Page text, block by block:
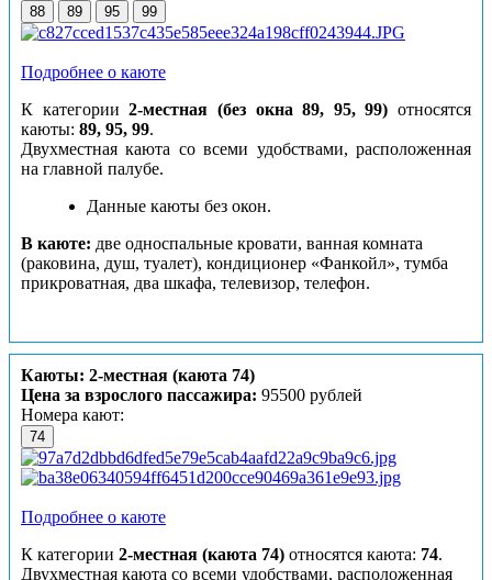
88 89 95 99
Подробнее о каюте
К категории2-местная (без окна 89, 95, 99) относятся
каюты: 89, 95, 99.
Двухместная каюта со всеми удобствами, расположенная
на главной палубе.
Данные каюты без окон.
В каюте: две односпальные кровати, ванная комната
(раковина, душ, туалет), кондиционер «Фанкойл», тумба
прикроватная, два шкафа, телевизор, телефон.
Каюты: 2-местная (каюта 74)
Цена за взрослого пассажира: 95500 рублей
Номера кают:
74
Подробнее о каюте
К категории 2-местная (каюта 74) относятся каюта: 74.
Двухместная каюта со всеми удобствами, расположенная